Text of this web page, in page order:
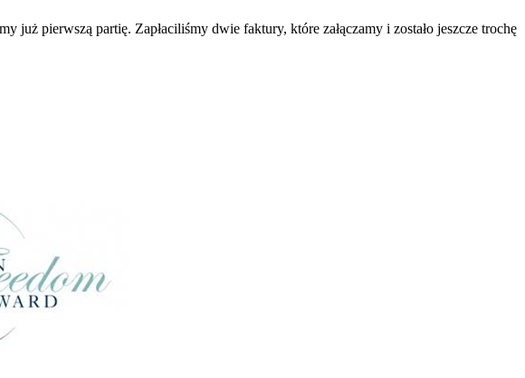
pierwszą partię. Zapłaciliśmy dwie faktury, które załączamy i zostało jeszcze trochę